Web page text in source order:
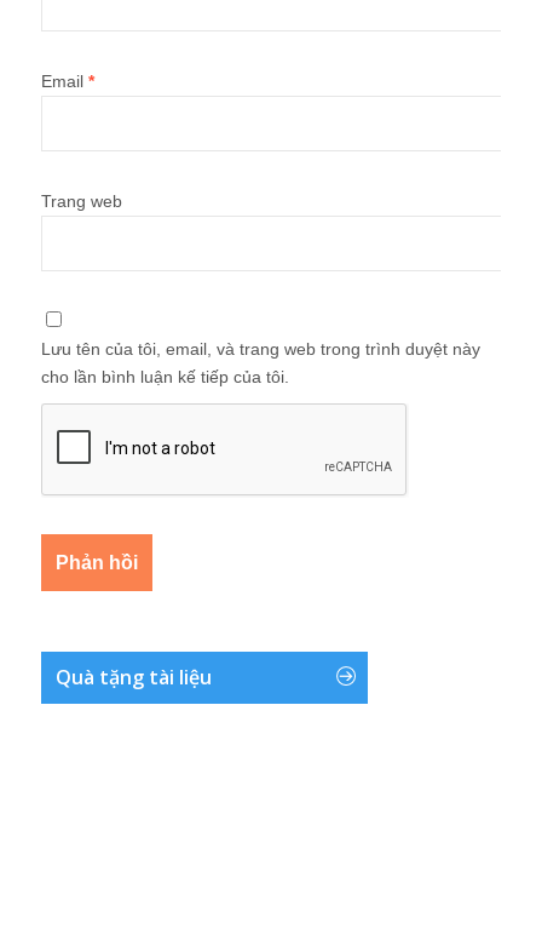
Email *
Trang web
Lưu tên của tôi, email, và trang web trong trình duyệt này
cho lần bình luận kế tiếp của tôi.
Quà tặng tài liệu